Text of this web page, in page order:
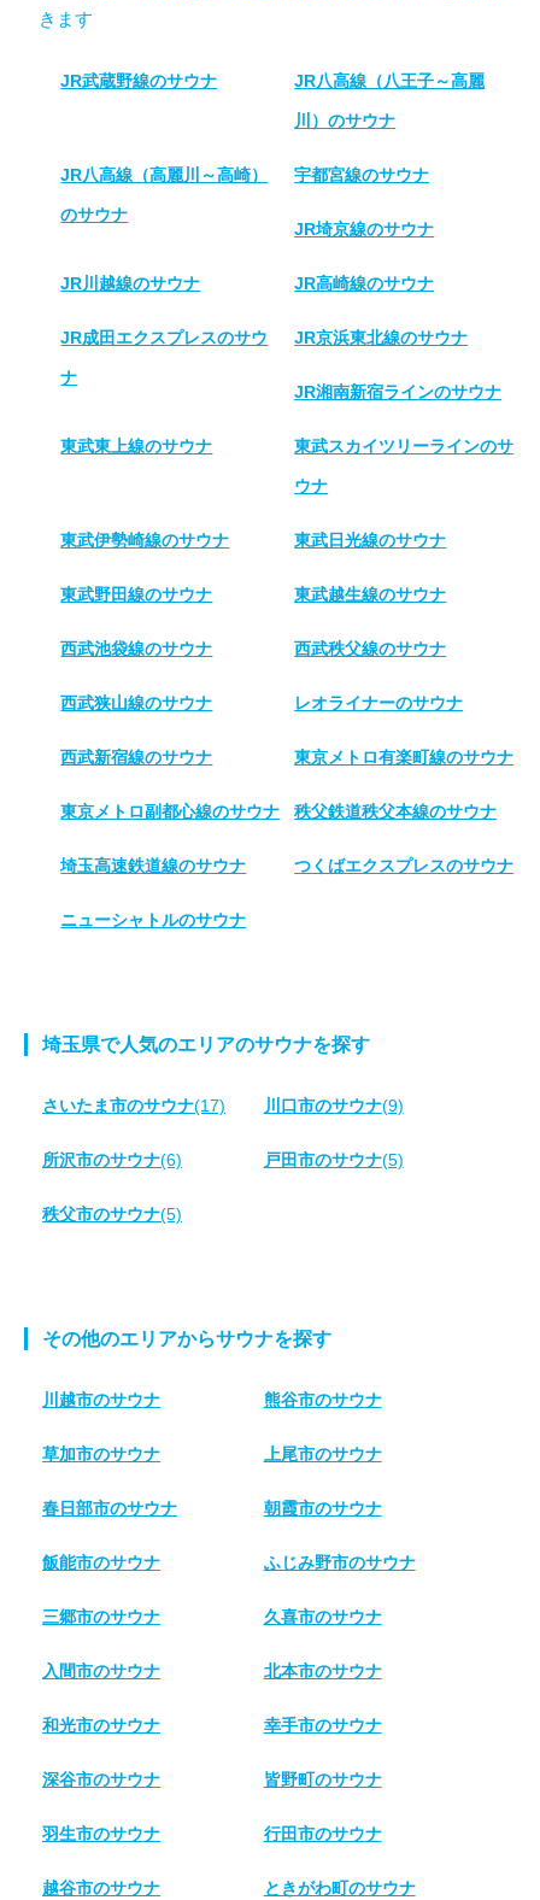
きます
JR武蔵野線のサウナ JR八高線（八王子～高麗
川）のサウナ
JR八高線（高麗川～高崎）
のサウナ
宇都宮線のサウナ
JR埼京線のサウナ
JR川越線のサウナ JR高崎線のサウナ
JR成田エクスプレスのサウ
ナ
JR京浜東北線のサウナ
JR湘南新宿ラインのサウナ
東武東上線のサウナ 東武スカイツリーラインのサ
ウナ
東武伊勢崎線のサウナ 東武日光線のサウナ
東武野田線のサウナ 東武越生線のサウナ
西武池袋線のサウナ 西武秩父線のサウナ
西武狭山線のサウナ レオライナーのサウナ
西武新宿線のサウナ 東京メトロ有楽町線のサウナ
東京メトロ副都心線のサウナ 秩父鉄道秩父本線のサウナ
埼玉高速鉄道線のサウナ つくばエクスプレスのサウナ
ニューシャトルのサウナ
埼玉県で人気のエリアのサウナを探す
さいたま市のサウナ(17) 川口市のサウナ(9)
所沢市のサウナ(6) 戸田市のサウナ(5)
秩父市のサウナ(5)
その他のエリアからサウナを探す
川越市のサウナ 熊谷市のサウナ
草加市のサウナ 上尾市のサウナ
春日部市のサウナ 朝霞市のサウナ
飯能市のサウナ ふじみ野市のサウナ
三郷市のサウナ 久喜市のサウナ
入間市のサウナ 北本市のサウナ
和光市のサウナ 幸手市のサウナ
深谷市のサウナ 皆野町のサウナ
羽生市のサウナ 行田市のサウナ
越谷市のサウナ ときがわ町のサウナ